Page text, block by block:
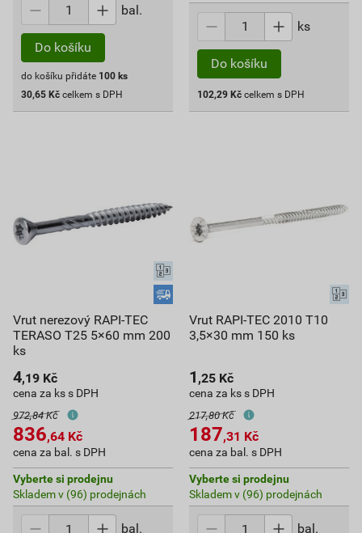
bal.
Do košíku
do košíku přidáte 100 ks
30,65 Kč celkem s DPH
ks
Do košíku
102,29 Kč celkem s DPH
Vrut nerezový RAPI-TEC
TERASO T25 5×60 mm 200
ks
4,19 Kč
cena za ks s DPH
972,84 Kč
836,64 Kč
cena za bal. s DPH
Vyberte si prodejnu
Skladem v (96) prodejnách
bal.
Vrut RAPI-TEC 2010 T10
3,5×30 mm 150 ks
1 ,25 Kč
cena za ks s DPH
217,80 Kč
187,31 Kč
cena za bal. s DPH
Vyberte si prodejnu
Skladem v (96) prodejnách
bal.